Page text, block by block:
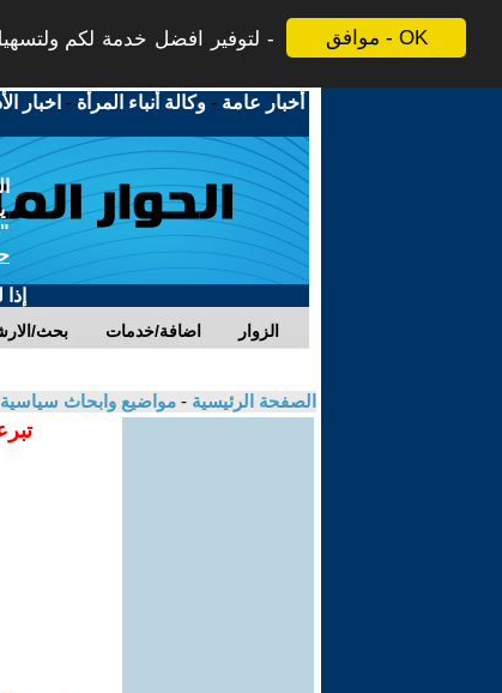
موافق - OK
لتوفير افضل خدمة لكم
أخبار عامة -وكالة أنباء المرأة - اخبار
بحث/ اضافة/خدمات الزوار
الصفحة الرئيسية - مواضيع وابحاث سياسية